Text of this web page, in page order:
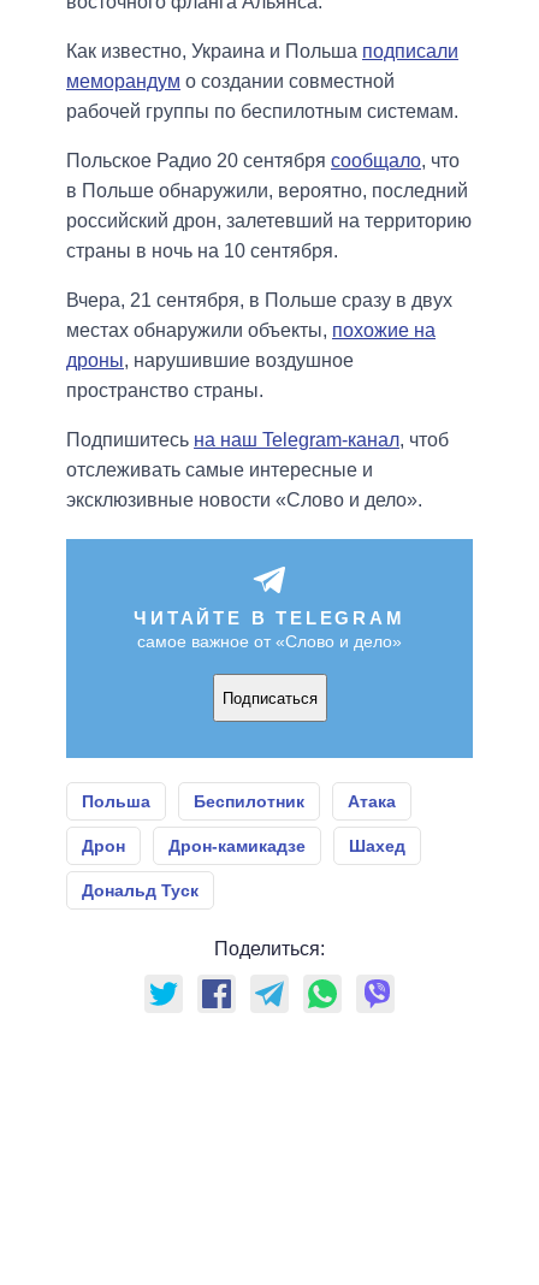
Как известно, Украина и Польша подписали
меморандум о создании совместной
рабочей группы по беспилотным системам.
Польское Радио 20 сентября сообщало, что
в Польше обнаружили, вероятно, последний
российский дрон, залетевший на территорию
страны в ночь на 10 сентября.
Вчера, 21 сентября, в Польше сразу в двух
местах обнаружили объекты, похожие на
дроны, нарушившие воздушное
пространство страны.
Подпишитесь на наш Telegram-канал, чтоб
отслеживать самые интересные и
эксклюзивные новости «Слово и дело».
ЧИТАЙТЕ В TELEGRAM
самое важное от «Слово и дело»
Подписаться
Польша Беспилотник Атака
Дрон Дрон-камикадзе Шахед
Дональд Туск
Поделиться: